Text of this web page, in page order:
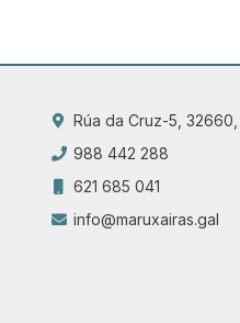
Rúa da Cruz-5,
988 442 288
621 685 041
info@maruxairas.gal